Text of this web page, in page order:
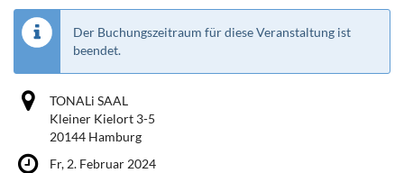
Der Buchungszeitraum für diese Veranstaltung ist
beendet.
TONALi SAAL
Kleiner Kielort 3-5
20144 Hamburg
Fr, 2. Februar 2024